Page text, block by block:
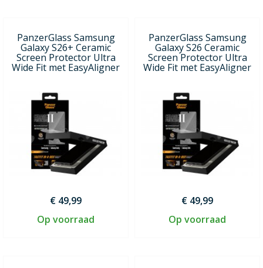
PanzerGlass Samsung
Galaxy S26+ Ceramic
Screen Protector Ultra
Wide Fit met EasyAligner
€ 49,99
Op voorraad
PanzerGlass Samsung
Galaxy S26 Ceramic
Screen Protector Ultra
Wide Fit met EasyAligner
€ 49,99
Op voorraad